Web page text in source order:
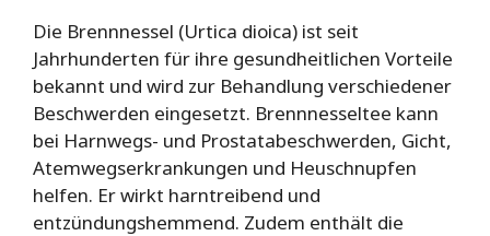
Die Brennnessel (Urtica dioica) ist seit
Jahrhunderten für ihre gesundheitlichen Vorteile
bekannt und wird zur Behandlung verschiedener
Beschwerden eingesetzt. Brennnesseltee kann
bei Harnwegs- und Prostatabeschwerden, Gicht,
Atemwegserkrankungen und Heuschnupfen
helfen. Er wirkt harntreibend und
entzündungshemmend. Zudem enthält die